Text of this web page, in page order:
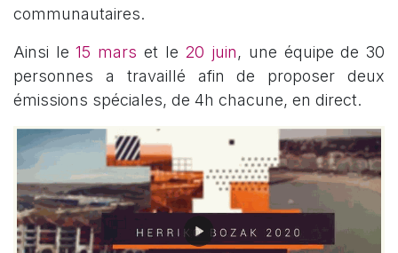
communautaires.
Ainsi le15 mars et le 20 juin, une équipe de 30
personnes a travaillé afin de proposer deux
émissions spéciales, de 4h chacune, en direct.